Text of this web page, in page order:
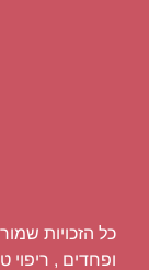
כל הזכויות
ופחדים , ריפוי